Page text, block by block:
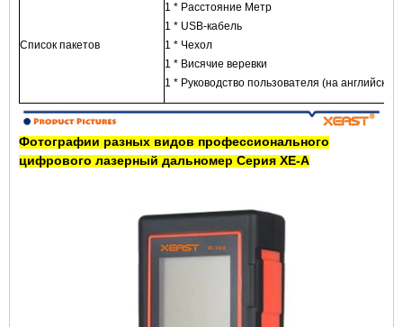
Список пакетов
1 * Расстояние Метр
1 * USB-кабель
1 * Чехол
1 * Висячие веревки
1 * Руководство пользователя (на английском
Фотографии разных видов профессионального
цифрового лазерный дальномер Серия XE-A